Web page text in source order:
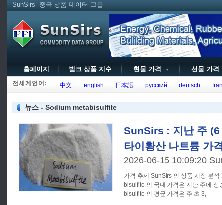
SunSirs--중국 상품 데이터 그룹
홈페이지 벌크 상품 지수 현물 가격 ▼ 선물 가
전세계언어: 中文 english 日本語 русский deutsch
뉴스 - Sodium metabisulfite
SunSirs : 지난 주
타이황산 나트륨 가
2026-06-15 10:09:20
가격 추세 SunSirs 의 상품 시장 분석 시스템에 따르면, 나트륨 메타
bisulfite 의 국내 가격은 지난 주에 상
bisulfite 의 평균 가격은 주 초 3,